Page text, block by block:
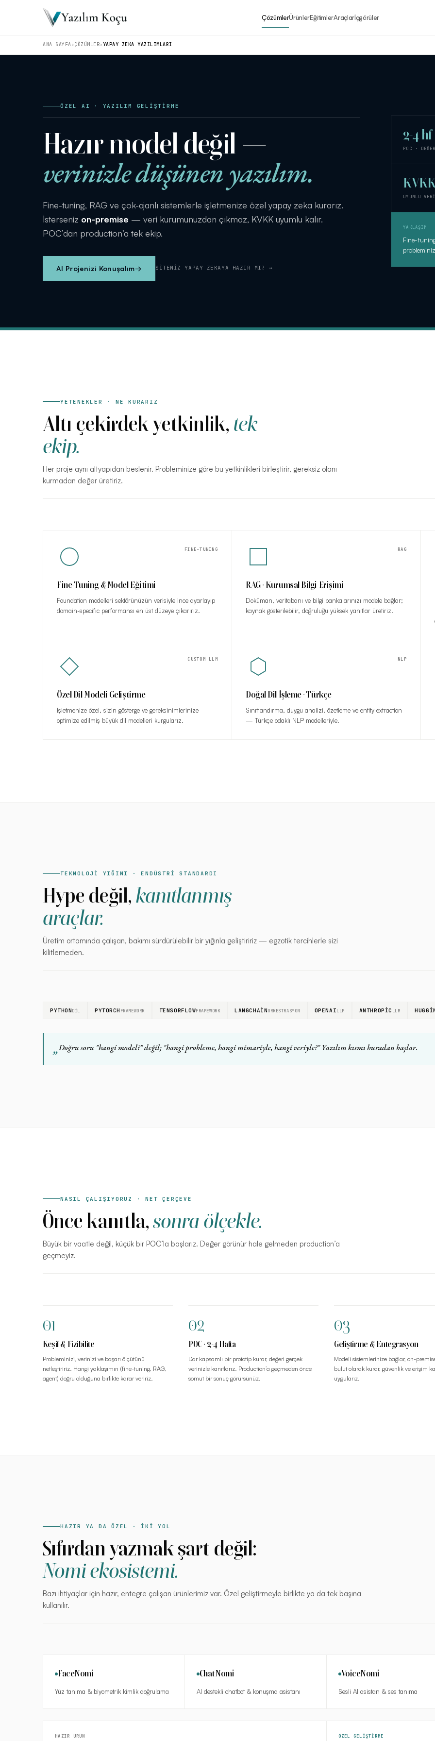
ÇözümlerÜrünlerEğitimlerAraçlarİçgörüler
ANA SAYFA›ÇÖZÜMLER›YAPAY ZEKA YAZILIMLARI
ÖZEL AI · YAZILIM GELİŞTİRME
Hazır model değil —
verinizle düşünen yazılım.
Fine-tuning, RAG ve çok-ajanlı sistemlerle işletmenize özel yapay zeka kurarız.
İsterseniz on-premise — veri kurumunuzdan çıkmaz, KVKK uyumlu kalır.
POC’dan production’a tek ekip.
AI Projenizi Konuşalım→ SITENIZ YAPAY ZEKAYA HAZIR MI? →
2-4 hf
POC ·
KVKK
UYUMLU
YAKLAŞIM
Fine-
YETENEKLER · NE KURARIZ
Altı çekirdek yetkinlik, tek
ekip.
Her proje aynı altyapıdan beslenir. Probleminize göre bu yetkinlikleri birleştirir, gereksiz olanı
kurmadan değer üretiriz.
FINE-TUNING
Fine-Tuning & Model Eğitimi
Foundation modelleri sektörünüzün verisiyle ince ayarlayıp
domain-specific performansı en üst düzeye çıkarırız.
RAG
RAG · Kurumsal Bilgi Erişimi
Doküman, veritabanı ve bilgi bankalarınızı modele bağlar;
kaynak gösterilebilir, doğruluğu yüksek yanıtlar üretiriz.
CUSTOM LLM
Özel Dil Modeli Geliştirme
İşletmenize özel, sizin gösterge ve gereksinimlerinize
optimize edilmiş büyük dil modelleri kurgularız.
NLP
Doğal Dil İşleme · Türkçe
Sınıflandırma, duygu analizi, özetleme ve entity extraction
— Türkçe odaklı NLP modelleriyle.
TEKNOLOJİ YIĞINI · ENDÜSTRİ STANDARDI
Hype değil,kanıtlanmış
araçlar.
Üretim ortamında çalışan, bakımı sürdürülebilir bir yığınla geliştiririz — egzotik tercihlerle sizi
kilitlemeden.
PYTHONDIL PYTORCH FRAMEWORK TENSORFLOWFRAMEWORK LANGCHAINORKESTRASYON OPENAILLM ANTHROPIC LLM
„Doğru soru "hangi model?" değil; "hangi probleme, hangi mimariyle, hangi veriyle?" Yazılım kısmı buradan başlar.
NASIL ÇALIŞIYORUZ · NET ÇERÇEVE
Önce kanıtla,sonra ölçekle.
Büyük bir vaatle değil, küçük bir POC’la başlarız. Değer görünür hale gelmeden production’a
geçmeyiz.
01
Keşif & Fizibilite
Probleminizi, verinizi ve başarı ölçütünü
netleştiririz. Hangi yaklaşımın (fine-tuning, RAG,
agent) doğru olduğuna birlikte karar veririz.
02
POC · 2-4 Hafta
Dar kapsamlı bir prototip kurar, değeri gerçek
verinizle kanıtlarız. Production’a geçmeden önce
somut bir sonuç görürsünüz.
03
Geliştirme & Entegrasyon
Modeli sistemlerinize bağlar, on-
bulut olarak kurar, güvenlik ve erişim
uygularız.
HAZIR YA DA ÖZEL · İKİ YOL
Sıfırdan yazmak şart değil:
Nomi ekosistemi.
Bazı ihtiyaçlar için hazır, entegre çalışan ürünlerimiz var. Özel geliştirmeyle birlikte ya da tek başına
kullanılır.
FaceNomi
Yüz tanıma & biyometrik kimlik doğrulama
ChatNomi
AI destekli chatbot & konuşma asistanı
VoiceNomi
Sesli AI asistan & ses tanıma
HAZIR ÜRÜN ÖZEL GELİŞTİRME